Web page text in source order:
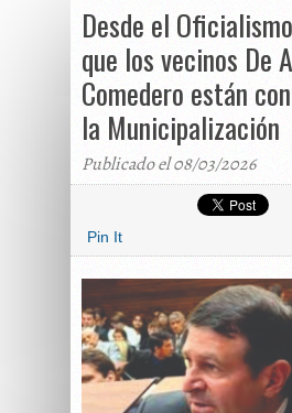
Desde el
que los vecinos De
Comedero están
la Municipalización
Publicado el 08/03/2026
Pin It